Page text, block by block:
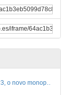
Presentación do UM23, o novo monopraza de UVigo Motorsport